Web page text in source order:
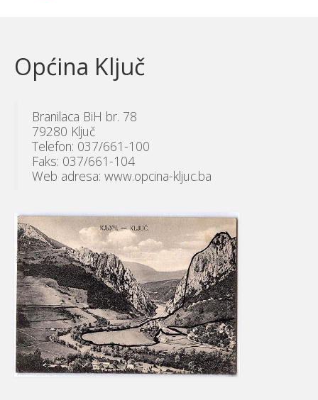
Općina Ključ
Branilaca BiH br. 78
79280 Ključ
Telefon: 037/661-100
Faks: 037/661-104
Web adresa: www.opcina-kljuc.ba